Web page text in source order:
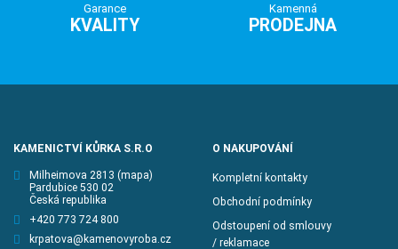
Garance
KVALITY
Kamenná
PRODEJNA
KAMENICTVÍ KŮRKA S.R.O
Milheimova 2813 (mapa)
Pardubice 530 02
Česká republika
+420 773 724 800
krpatova@kamenovyroba.cz
O NAKUPOVÁNÍ
Kompletní kontakty
Obchodní podmínky
Odstoupení od smlouvy
/ reklamace